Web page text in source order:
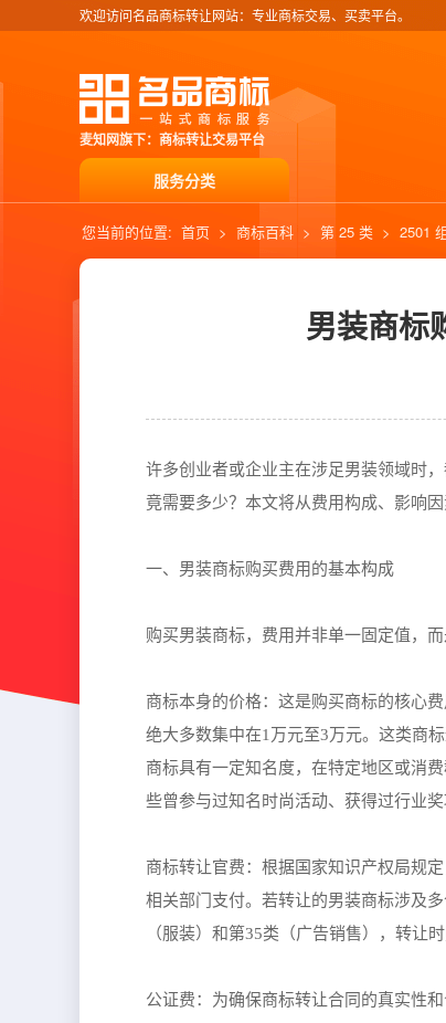
欢迎访问名品商标转让网站：专业商标交易、买卖平台。
麦知网旗下：商标转让交易平台
服务分类
您当前的位置: 首页 > 商标百科 > 第 25 类 > 2501
男装商标
许多创业者或企业主在涉足男装领域时
竟需要多少？本文将从费用构成、影响
一、男装商标购买费用的基本构成
购买男装商标，费用并非单一固定值，
商标本身的价格：这是购买商标的核心
绝大多数集中在1万元至3万元。这类商
商标具有一定知名度，在特定地区或消
些曾参与过知名时尚活动、获得过行业
商标转让官费：根据国家知识产权局规
相关部门支付。若转让的男装商标涉及
（服装）和第35类（广告销售），转让
公证费：为确保商标转让合同的真实性